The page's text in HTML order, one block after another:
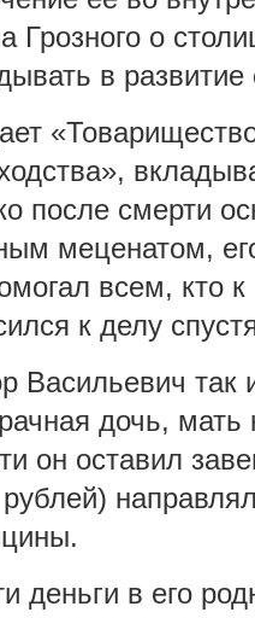
Грозного о
в
после смерти
меценатом,
всем, кто
к делу
Васильевич так
дочь, мать
он оставил
деньги в его